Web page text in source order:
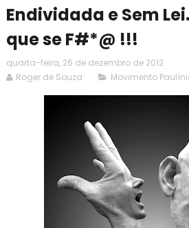
Endividada e Sem Lei.
que se F#*@ !!!
quarta-feira, 26 de dezembro de 2012
Roger de Souza
Movimento